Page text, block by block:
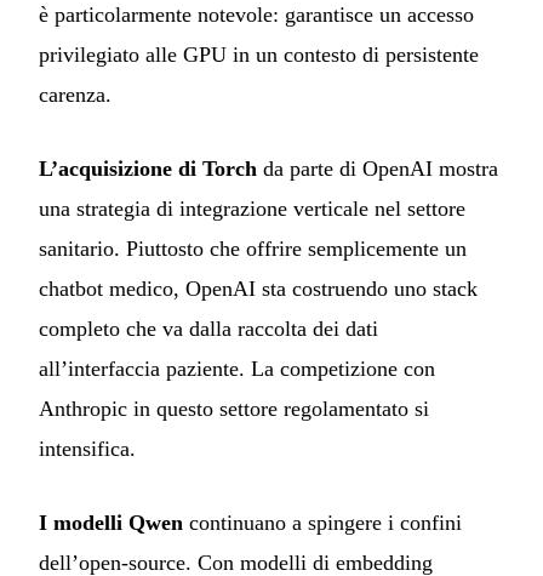
è particolarmente notevole: garantisce un accesso
privilegiato alle GPU in un contesto di persistente
carenza.
L’acquisizione di Torch da parte di OpenAI mostra
una strategia di integrazione verticale nel settore
sanitario. Piuttosto che offrire semplicemente un
chatbot medico, OpenAI sta costruendo uno stack
completo che va dalla raccolta dei dati
all’interfaccia paziente. La competizione con
Anthropic in questo settore regolamentato si
intensifica.
I modelli Qwen continuano a spingere i confini
dell’open-source. Con modelli di embedding